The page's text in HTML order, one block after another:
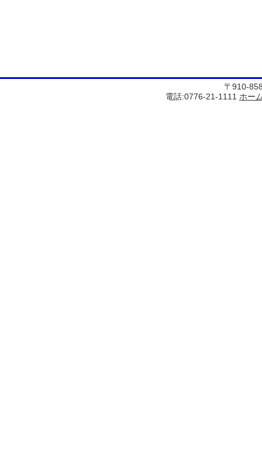
〒910-
電話:0776-21-1111 ホー